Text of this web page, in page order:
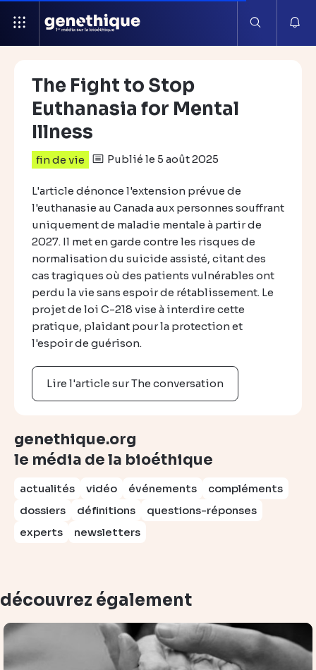
The Fight to Stop
Euthanasia for Mental
Illness
fin de vie Publié le 5 août 2025
L'article dénonce l'extension prévue de
l'euthanasie au Canada aux personnes souffrant
uniquement de maladie mentale à partir de
2027. Il met en garde contre les risques de
normalisation du suicide assisté, citant des
cas tragiques où des patients vulnérables ont
perdu la vie sans espoir de rétablissement. Le
projet de loi C-218 vise à interdire cette
pratique, plaidant pour la protection et
l'espoir de guérison.
Lire l'article sur The conversation
genethique.org
le média de la bioéthique
actualités vidéo événements
compléments
dossiers
définitions
questions-réponses
experts
newsletters
découvrez également